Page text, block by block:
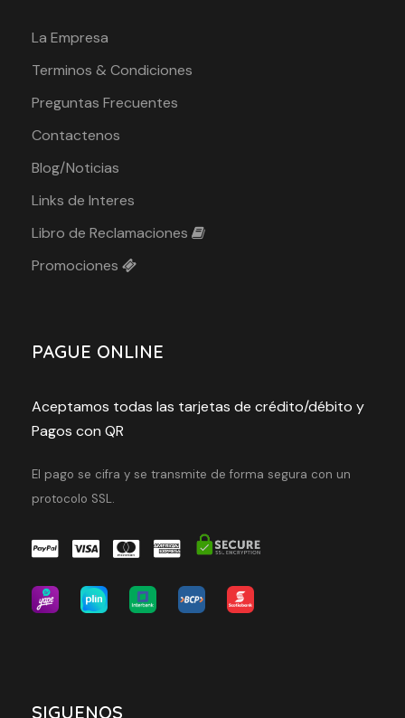
La Empresa
Terminos & Condiciones
Preguntas Frecuentes
Contactenos
Blog/Noticias
Links de Interes
Libro de Reclamaciones
Promociones
PAGUE ONLINE
Aceptamos todas las tarjetas de crédito/débito y
Pagos con QR
El pago se cifra y se transmite de forma segura con un
protocolo SSL.
SIGUENOS